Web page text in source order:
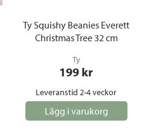
Ty Squishy Beanies Everett
Christmas Tree 32 cm
Ty
199 kr
Leveranstid 2-4 veckor
Lägg i varukorg